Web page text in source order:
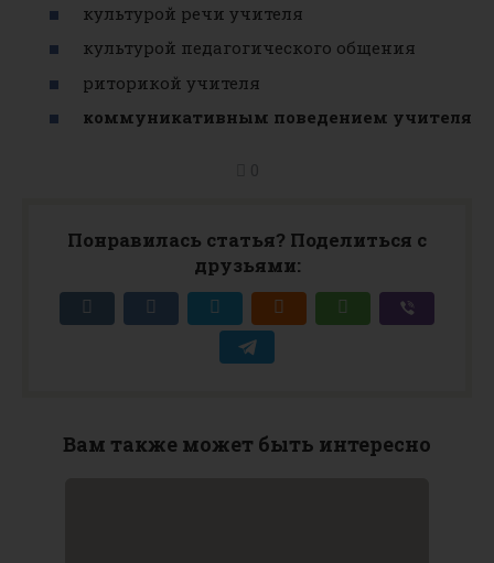
культурой речи учителя
культурой педагогического общения
риторикой учителя
коммуникативным поведением учителя
Понравилась статья? Поделиться с
друзьями:
Вам также может быть интересно